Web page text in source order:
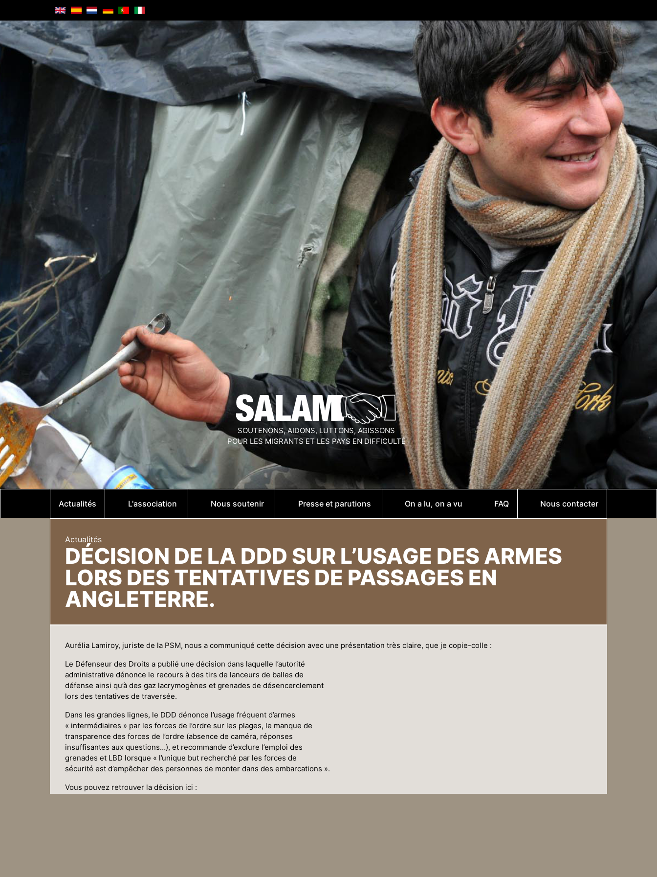
SOUTENONS, AIDONS, LUTTONS, AGISSONS
POUR LES MIGRANTS ET LES PAYS EN DIFFICULTÉ
Actualités L'association Nous soutenir Presse et parutions On a lu, on a vu FAQ Nous contacter
Actualités
DÉCISION DE LA DDD SUR L’USAGE DES ARMES
LORS DES TENTATIVES DE PASSAGES EN
ANGLETERRE.
Aurélia Lamiroy, juriste de la PSM, nous a communiqué cette décision avec une présentation très claire, que je copie-colle :
Le Défenseur des Droits a publié une décision dans laquelle l’autorité
administrative dénonce le recours à des tirs de lanceurs de balles de
défense ainsi qu’à des gaz lacrymogènes et grenades de désencerclement
lors des tentatives de traversée.
Dans les grandes lignes, le DDD dénonce l’usage fréquent d’armes
« intermédiaires » par les forces de l’ordre sur les plages, le manque de
transparence des forces de l’ordre (absence de caméra, réponses
insuffisantes aux questions…), et recommande d’exclure l’emploi des
grenades et LBD lorsque « l’unique but recherché par les forces de
sécurité est d’empêcher des personnes de monter dans des embarcations ».
Vous pouvez retrouver la décision ici :